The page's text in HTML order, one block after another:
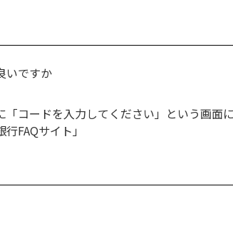
いですか
「コードを入力してください」という画
FAQサイト」